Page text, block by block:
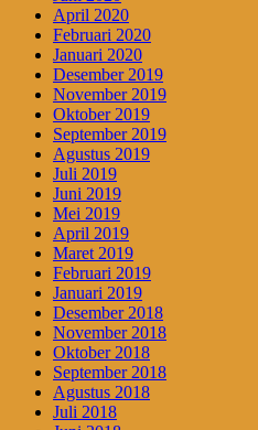
April 2020
Februari 2020
Januari 2020
Desember 2019
November 2019
Oktober 2019
September 2019
Agustus 2019
Juli 2019
Juni 2019
Mei 2019
April 2019
Maret 2019
Februari 2019
Januari 2019
Desember 2018
November 2018
Oktober 2018
September 2018
Agustus 2018
Juli 2018